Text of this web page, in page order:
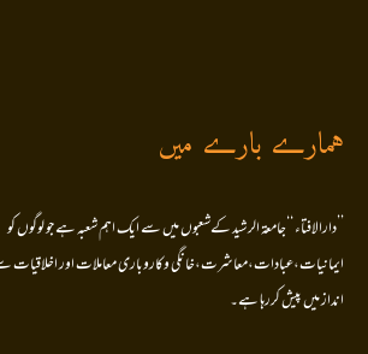
ہمارے بارے میں
’’دارالافتاء ‘‘جامعۃ الرشید کےشعبوں میں سے ایک اہم شعبہ ہے جو لوگوں کو
ایمانیات،عبادات،معاشرت،خانگی وکاروباری معاملات اور اخلاقیات
انداز میں پیش کررہا ہے۔